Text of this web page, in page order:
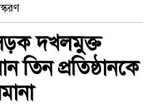
দখলমুক্ত
তিন প্রতিষ্ঠানকে